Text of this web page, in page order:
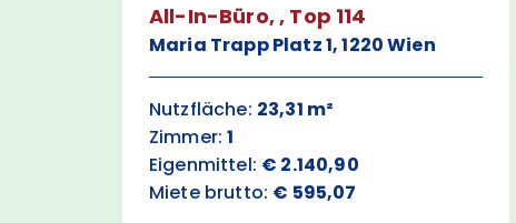
All-In-Büro, , Top 114
Maria Trapp Platz 1, 1220 Wien
Nutzfläche: 23,31 m²
Zimmer:1
Eigenmittel: € 2.140,90
Miete brutto: € 595,07